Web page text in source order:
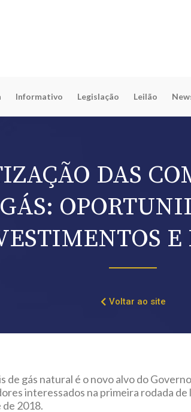
Informativo Legislação Leilão
DAS
GÁS:
E
Voltar ao site
de gás natural é o novo alvo do
interessados na primeira rodada
2018.